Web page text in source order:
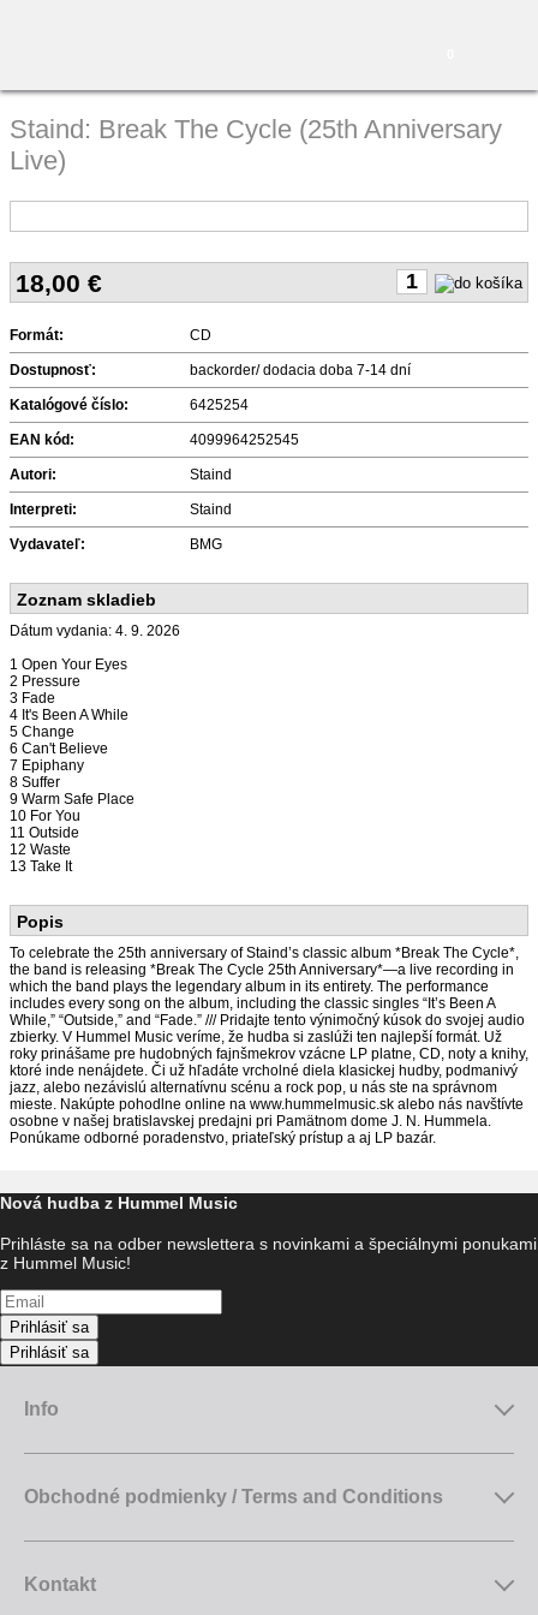
Staind: Break The Cycle (25th Anniversary
Live)
18,00 €
Formát: CD
Dostupnosť: backorder/ dodacia doba 7-14 dní
Katalógové číslo: 6425254
EAN kód: 4099964252545
Autori: Staind
Interpreti: Staind
Vydavateľ: BMG
Zoznam skladieb
Dátum vydania: 4. 9. 2026
1 Open Your Eyes
2 Pressure
3 Fade
4 It's Been A While
5 Change
6 Can't Believe
7 Epiphany
8 Suffer
9 Warm Safe Place
10 For You
11 Outside
12 Waste
13 Take It
Popis
To celebrate the 25th anniversary of Staind’s classic album *Break The Cycle*,
the band is releasing *Break The Cycle 25th Anniversary*—a live recording in
which the band plays the legendary album in its entirety. The performance
includes every song on the album, including the classic singles “It’s Been A
While,” “Outside,” and “Fade.” /// Pridajte tento výnimočný kúsok do svojej audio
zbierky. V Hummel Music veríme, že hudba si zaslúži ten najlepší formát. Už
roky prinášame pre hudobných fajnšmekrov vzácne LP platne, CD, noty a knihy,
ktoré inde nenájdete. Či už hľadáte vrcholné diela klasickej hudby, podmanivý
jazz, alebo nezávislú alternatívnu scénu a rock pop, u nás ste na správnom
mieste. Nakúpte pohodlne online na www.hummelmusic.sk alebo nás navštívte
osobne v našej bratislavskej predajni pri Pamätnom dome J. N. Hummela.
Ponúkame odborné poradenstvo, priateľský prístup a aj LP bazár.
Nová hudba z Hummel Music
Prihláste sa na odber newslettera s novinkami a špeciálnymi ponukami
z Hummel Music!
Prihlásiť sa
Prihlásiť sa
Info
Obchodné podmienky / Terms and Conditions
Kontakt